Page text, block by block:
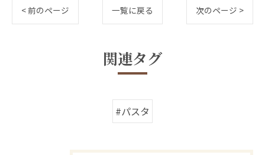
< 前のページ 一覧に戻る 次のページ >
関連タグ
#パスタ